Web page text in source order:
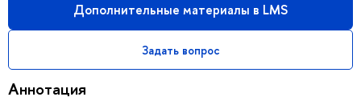
Дополнительные материалы в LMS
Задать вопрос
Аннотация